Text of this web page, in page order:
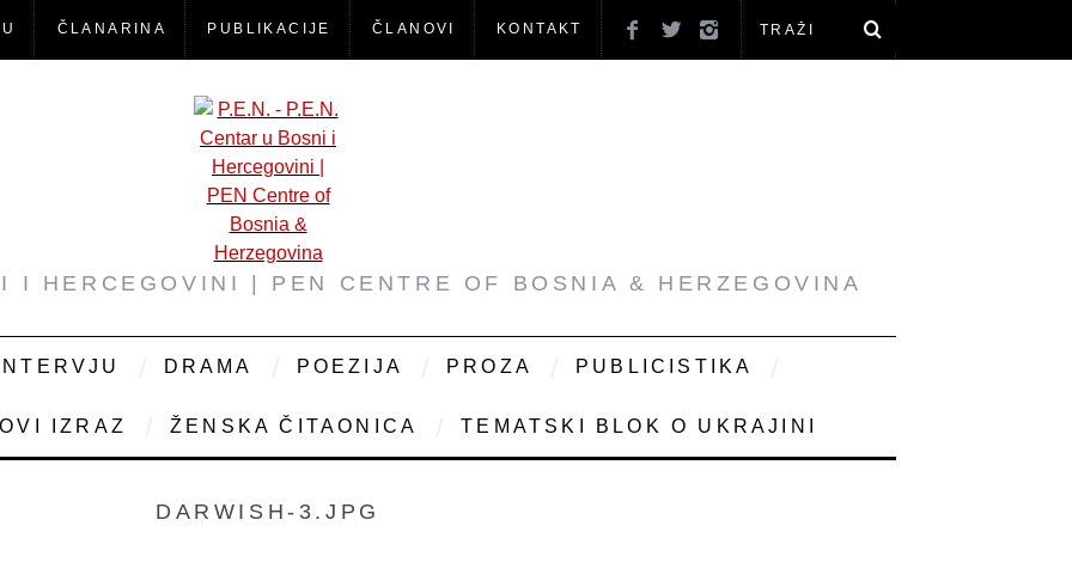
ČLANARINA PUBLIKACIJE ČLANOVI KONTAKT
I HERCEGOVINI | PEN CENTRE OF BOSNIA & HERZEGOVINA
INTERVJU DRAMA POEZIJA PROZA PUBLICISTIKA
IZRAZ ŽENSKA ČITAONICA TEMATSKI BLOK O UKRAJINI
DARWISH-3.JPG